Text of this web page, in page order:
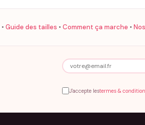
• Guide des tailles • Comment ça marche •
J'accepte lestermes &